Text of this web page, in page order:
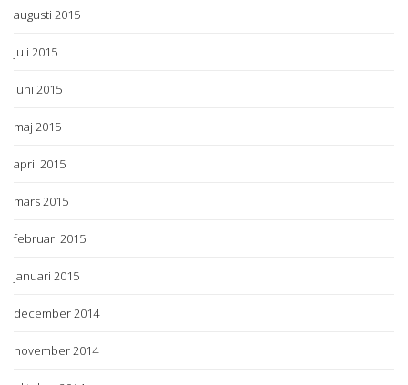
augusti 2015
juli 2015
juni 2015
maj 2015
april 2015
mars 2015
februari 2015
januari 2015
december 2014
november 2014